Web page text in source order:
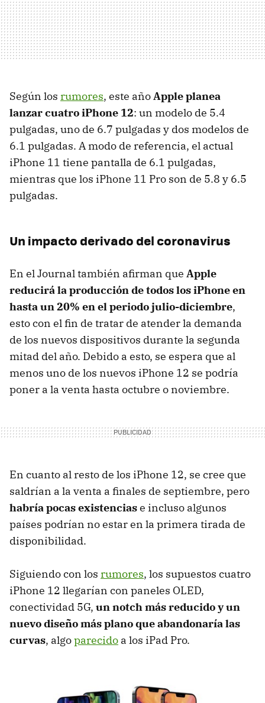
Según los rumores, este añoApple planea
lanzar cuatro iPhone 12: un modelo de 5.4
pulgadas, uno de 6.7 pulgadas y dos modelos de
6.1 pulgadas. A modo de referencia, el actual
iPhone 11 tiene pantalla de 6.1 pulgadas,
mientras que los iPhone 11 Pro son de 5.8 y 6.5
pulgadas.
Un impacto derivado del coronavirus
En el Journal también afirman que Apple
reducirá la producción de todos los iPhone en
hasta un 20% en el periodo julio-diciembre,
esto con el fin de tratar de atender la demanda
de los nuevos dispositivos durante la segunda
mitad del año. Debido a esto, se espera que al
menos uno de los nuevos iPhone 12 se podría
poner a la venta hasta octubre o noviembre.
En cuanto al resto de los iPhone 12, se cree que
saldrían a la venta a finales de septiembre, pero
habría pocas existenciase incluso algunos
países podrían no estar en la primera tirada de
disponibilidad.
Siguiendo con los rumores, los supuestos cuatro
iPhone 12 llegarían con paneles OLED,
conectividad 5G, un notch más reducido y un
nuevo diseño más plano que abandonaría las
curvas, algoparecido a los iPad Pro.